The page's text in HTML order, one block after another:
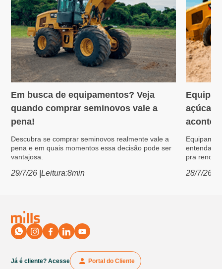
Variedades
Em busca de equipamentos? Veja
quando comprar seminovos vale a
pena!
Descubra se comprar seminovos realmente vale a
pena e em quais momentos essa decisão pode ser
vantajosa.
29/7/26 |Leitura:8min
açúcar:
entenda
pra
28/7/26
Já é cliente? Acesse Portal do Cliente